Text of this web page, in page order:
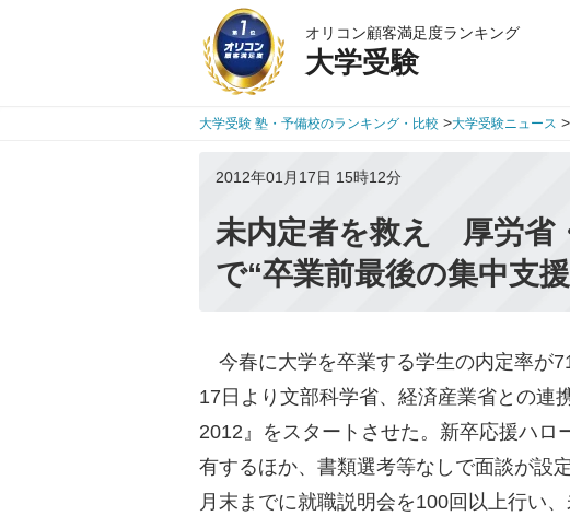
オリコン顧客満足度ランキング
大学受験
大学受験 塾・予備校のランキング・比較 >大学受験ニュース >
2012年01月17日 15時12分
未内定者を救え 厚労省
で“卒業前最後の集中支
今春に大学を卒業する学生の内定率が
17日より文部科学省、経済産業省との連
2012』をスタートさせた。新卒応援ハ
有するほか、書類選考等なしで面談が設
月末までに就職説明会を100回以上行い、